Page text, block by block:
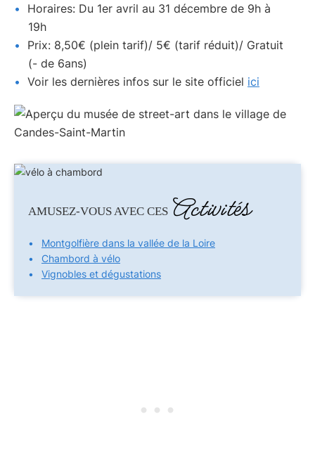
Horaires: Du 1er avril au 31 décembre de 9h à
19h
Prix: 8,50€ (plein tarif)/ 5€ (tarif réduit)/ Gratuit
(- de 6ans)
Voir les dernières infos sur le site officiel ici
AMUSEZ-VOUS AVEC CES Activités
Montgolfière dans la vallée de la Loire
Chambord à vélo
Vignobles et dégustations